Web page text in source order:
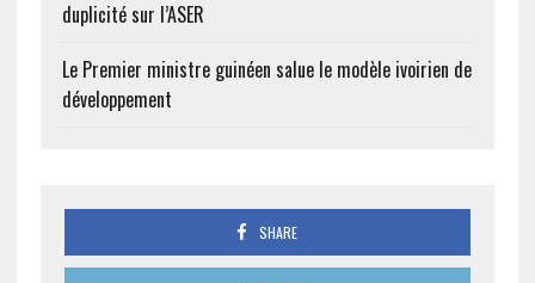
duplicité sur l’ASER
Le Premier ministre guinéen salue le modèle ivoirien de
développement
SHARE